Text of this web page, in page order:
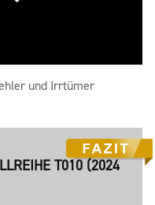
und Irrtümer
T010 (2024